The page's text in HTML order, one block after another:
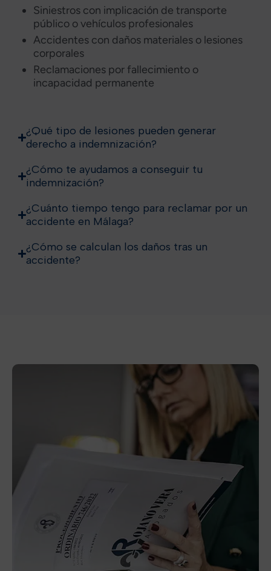
Siniestros con implicación de transporte
público o vehículos profesionales
Accidentes con daños materiales o lesiones
corporales
Reclamaciones por fallecimiento o
incapacidad permanente
¿Qué tipo de lesiones pueden generar
derecho a indemnización?
¿Cómo te ayudamos a conseguir tu
indemnización?
¿Cuánto tiempo tengo para reclamar por un
accidente en Málaga?
¿Cómo se calculan los daños tras un
accidente?